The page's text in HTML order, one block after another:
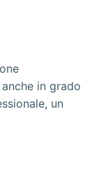
in grado
un